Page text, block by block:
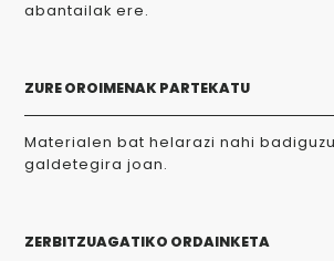
abantailak ere.
ZURE OROIMENAK PARTEKATU
Materialen bat helarazi nahi
galdetegira joan.
ZERBITZUAGATIKO ORDAINKETA